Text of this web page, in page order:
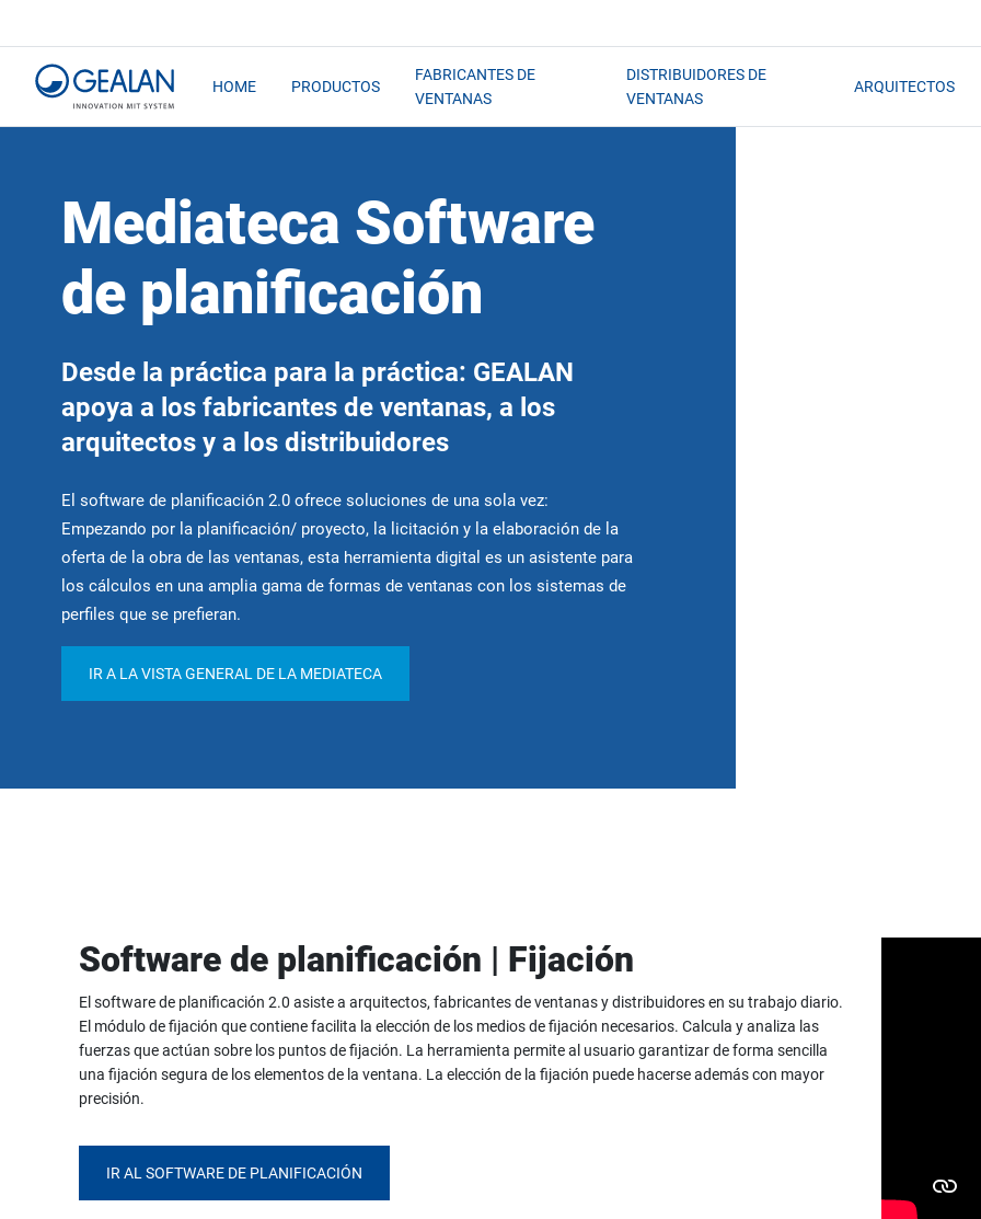
HOME PRODUCTOS
FABRICANTES DE
VENTANAS
DISTRIBUIDORES DE
VENTANAS
ARQUITECTOS
Mediateca Software
de planificación
Desde la práctica para la práctica: GEALAN
apoya a los fabricantes de ventanas, a los
arquitectos y a los distribuidores
El software de planificación 2.0 ofrece soluciones de una sola vez:
Empezando por la planificación/ proyecto, la licitación y la elaboración de la
oferta de la obra de las ventanas, esta herramienta digital es un asistente para
los cálculos en una amplia gama de formas de ventanas con los sistemas de
perfiles que se prefieran.
IR A LA VISTA GENERAL DE LA MEDIATECA
Software de planificación | Fijación
El software de planificación 2.0 asiste a arquitectos, fabricantes de ventanas y distribuidores en su trabajo diario.
El módulo de fijación que contiene facilita la elección de los medios de fijación necesarios. Calcula y analiza las
fuerzas que actúan sobre los puntos de fijación. La herramienta permite al usuario garantizar de forma sencilla
una fijación segura de los elementos de la ventana. La elección de la fijación puede hacerse además con mayor
precisión.
IR AL SOFTWARE DE PLANIFICACIÓN